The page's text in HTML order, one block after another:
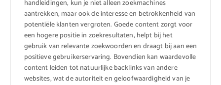
handleidingen, kun je niet alleen zoekmachines
aantrekken, maar ook de interesse en betrokkenheid van
potentiële klanten vergroten. Goede content zorgt voor
een hogere positie in zoekresultaten, helpt bij het
gebruik van relevante zoekwoorden en draagt bij aan een
positieve gebruikerservaring. Bovendien kan waardevolle
content leiden tot natuurlijke backlinks van andere
websites, wat de autoriteit en geloofwaardigheid van je